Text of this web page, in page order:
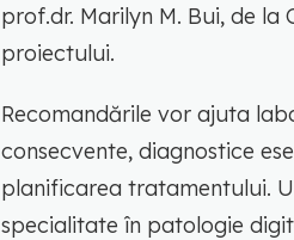
prof.dr. Marilyn M. Bui, de
proiectului.
Recomandările vor ajuta
consecvente, diagnostice
planificarea tratamentului.
specialitate în patologie